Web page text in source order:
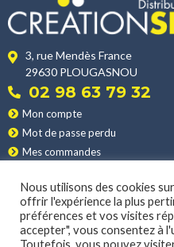
3, rue Mendès France
29630 PLOUGASNOU
02 98 63 79 32
Mon compte
Mot de passe perdu
Mes commandes
Nos produits
Les applications
Nos conditions de vente
Nous utilisons des cookies
offrir l'expérience la plus
préférences et vos visites
accepter", vous consentez à
Toutefois, vous pouvez